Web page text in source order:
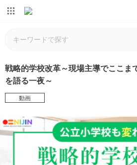
戦略的学校改革～現場主導でここま
を語る一夜～
動画